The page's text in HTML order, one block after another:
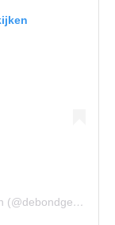
Een bericht gedeeld door De Bondgenoten (@debondgenotennl)